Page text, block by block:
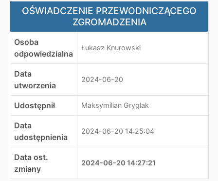
OŚWIADCZENIE PRZEWODNICZĄCEGO
OŚWIADCZENIE PRZEWODNICZĄCEGO
ZGROMADZENIA
Osoba
odpowiedzialna
Łukasz Knurowski
Data
utworzenia
2024-06-20
Udostępnił Maksymilian Gryglak
Data
udostępnienia
2024-06-20 14:25:04
Data ost.
zmiany
2024-06-20 14:27:21